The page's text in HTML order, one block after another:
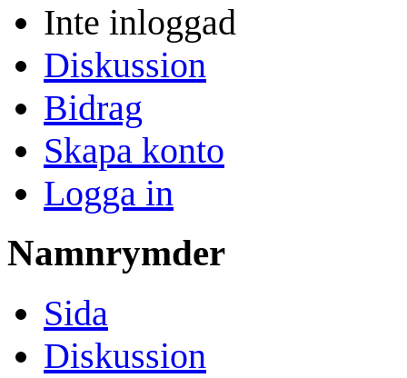
Inte inloggad
Diskussion
Bidrag
Skapa konto
Logga in
Namnrymder
Sida
Diskussion